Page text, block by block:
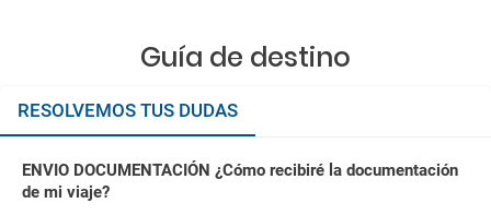
Guía de destino
RESOLVEMOS TUS DUDAS
ENVIO DOCUMENTACIÓN ¿Cómo recibiré la documentación
de mi viaje?